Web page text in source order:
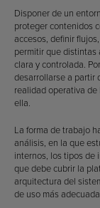
Disponer de un
proteger contenidos
accesos, definir
permitir que distintas
clara y controlada.
desarrollarse a partir
realidad operativa
ella.
La forma de trabajo
análisis, en la que
internos, los tipos de
que debe cubrir la
arquitectura del
de uso más